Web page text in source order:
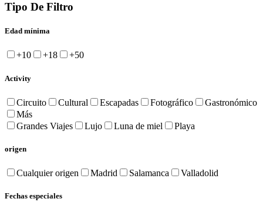
Tipo De Filtro
Edad mínima
+10 +18 +50
Activity
Circuito Cultural Escapadas Fotográfico
Gastronómico
Más
Grandes Viajes
Lujo Luna de miel Playa
origen
Cualquier origen Madrid Salamanca Valladolid
Fechas especiales